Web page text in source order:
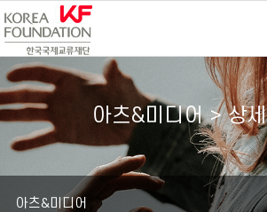
아츠&미디어 > 상
아츠&미디어